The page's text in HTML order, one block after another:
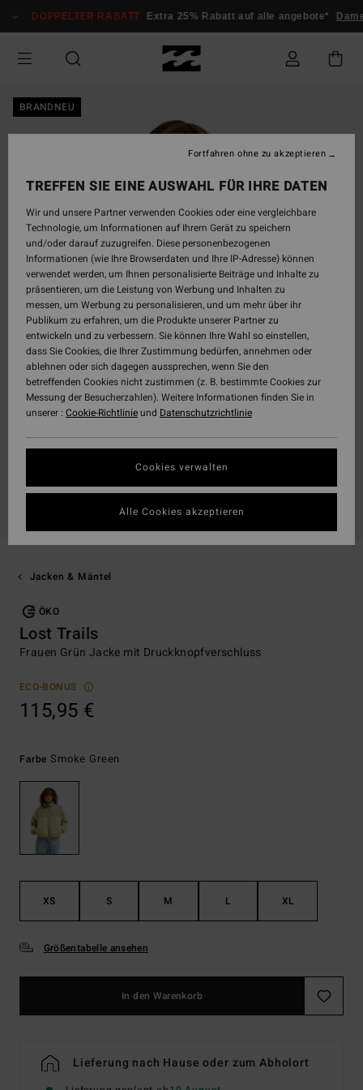
zur
springen
DOPPELTER RABATT Extra 25% Rabatt auf alle angebote*
BRANDNEU
Jacken & Mäntel
ÖKO
Lost Trails
Frauen Grün Jacke mit Druckknopfverschluss
ECO-BONUS
115,95 €
Farbe Smoke Green
XS S M L XL
Größentabelle ansehen
In den Warenkorb
Lieferung nach Hause oder zum Abholort
TREFFEN SIE EINE AUSWAHL FÜR IHRE DATEN
Wir und unsere Partner verwenden Cookies oder eine vergleichbare
Technologie, um Informationen auf Ihrem Gerät zu speichern
und/oder darauf zuzugreifen. Diese personenbezogenen
Informationen (wie Ihre Browserdaten und Ihre IP-Adresse) können
verwendet werden, um Ihnen personalisierte Beiträge und Inhalte zu
präsentieren, um die Leistung von Werbung und Inhalten zu
messen, um Werbung zu personalisieren, und um mehr über ihr
Publikum zu erfahren, um die Produkte unserer Partner zu
entwickeln und zu verbessern. Sie können Ihre Wahl so einstellen,
dass Sie Cookies, die Ihrer Zustimmung bedürfen, annehmen oder
ablehnen oder sich dagegen aussprechen, wenn Sie den
betreffenden Cookies nicht zustimmen (z. B. bestimmte Cookies zur
Messung der Besucherzahlen). Weitere Informationen finden Sie in
unserer : Cookie-Richtlinieund Datenschutzrichtlinie
Cookies verwalten
Fortfahren ohne zu akzeptieren
Alle Cookies akzeptieren